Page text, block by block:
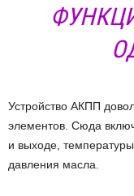
Устройство АКПП
элементов. Сюда
и выходе,
давления масла.